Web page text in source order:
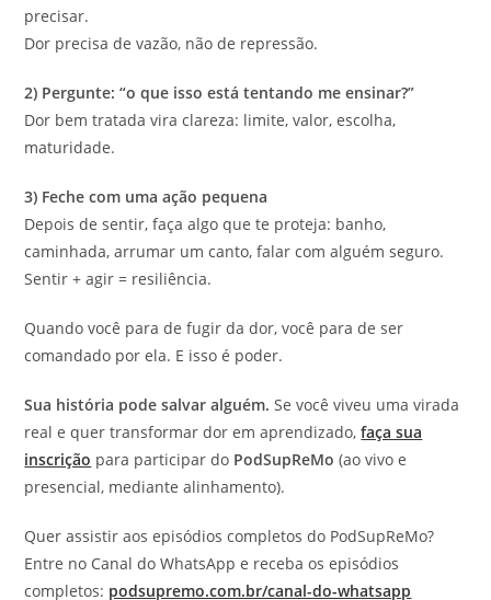
precisar.
Dor precisa de vazão, não de repressão.
2) Pergunte: “o que isso está tentando me ensinar?”
Dor bem tratada vira clareza: limite, valor, escolha,
maturidade.
3) Feche com uma ação pequena
Depois de sentir, faça algo que te proteja: banho,
caminhada, arrumar um canto, falar com alguém seguro.
Sentir + agir = resiliência.
Quando você para de fugir da dor, você para de ser
comandado por ela. E isso é poder.
Sua história pode salvar alguém. Se você viveu uma virada
real e quer transformar dor em aprendizado,faça sua
inscrição para participar do PodSupReMo (ao vivo e
presencial, mediante alinhamento).
Quer assistir aos episódios completos do PodSupReMo?
Entre no Canal do WhatsApp e receba os episódios
completos: podsupremo.com.br/canal-do-whatsapp